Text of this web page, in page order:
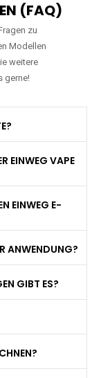
(FAQ)
zu
Modellen
weitere
gerne!
EINWEG VAPE
EINWEG E-
ANWENDUNG?
GIBT ES?